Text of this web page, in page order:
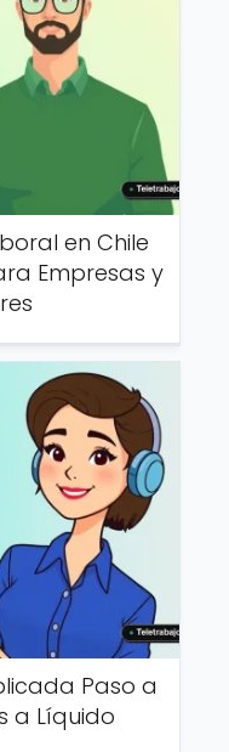
en Chile
Empresas y
Paso a
a Líquido